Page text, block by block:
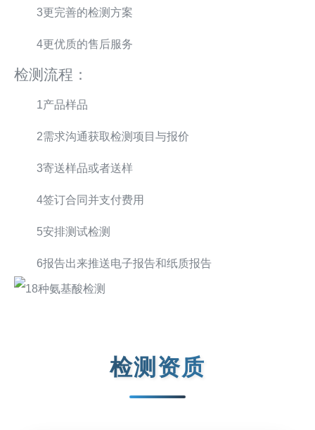
3更完善的检测方案
4更优质的售后服务
检测流程：
1产品样品
2需求沟通获取检测项目与报价
3寄送样品或者送样
4签订合同并支付费用
5安排测试检测
6报告出来推送电子报告和纸质报告
检测资质